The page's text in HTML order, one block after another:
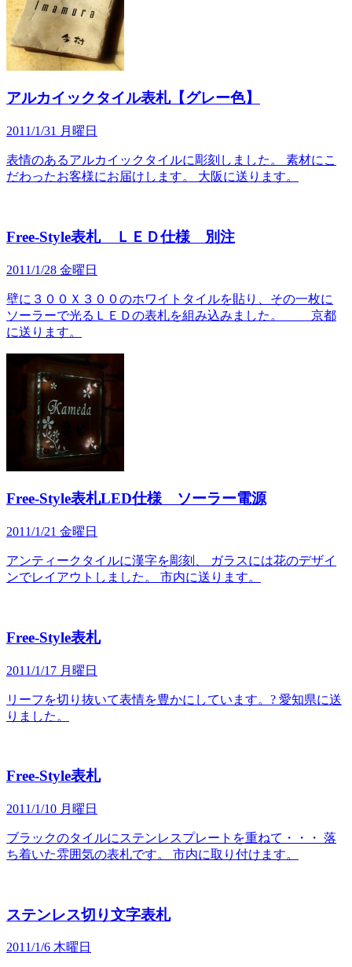
アルカイックタイル表札【グレー色】
2011/1/31 月曜日
表情のあるアルカイックタイルに彫刻しました。 素材にこ
だわったお客様にお届けします。 大阪に送ります。
Free-Style表札 ＬＥＤ仕様 別注
2011/1/28 金曜日
壁に３００Ｘ３００のホワイトタイルを貼り、その一枚に
ソーラーで光るＬＥＤの表札を組み込みました。 京都
に送ります。
Free-Style表札LED仕様 ソーラー電源
2011/1/21 金曜日
アンティークタイルに漢字を彫刻、 ガラスには花のデザイ
ンでレイアウトしました。 市内に送ります。
Free-Style表札
2011/1/17 月曜日
リーフを切り抜いて表情を豊かにしています。? 愛知県に送
りました。
Free-Style表札
2011/1/10 月曜日
ブラックのタイルにステンレスプレートを重ねて・・・ 落
ち着いた雰囲気の表札です。 市内に取り付けます。
ステンレス切り文字表札
2011/1/6 木曜日